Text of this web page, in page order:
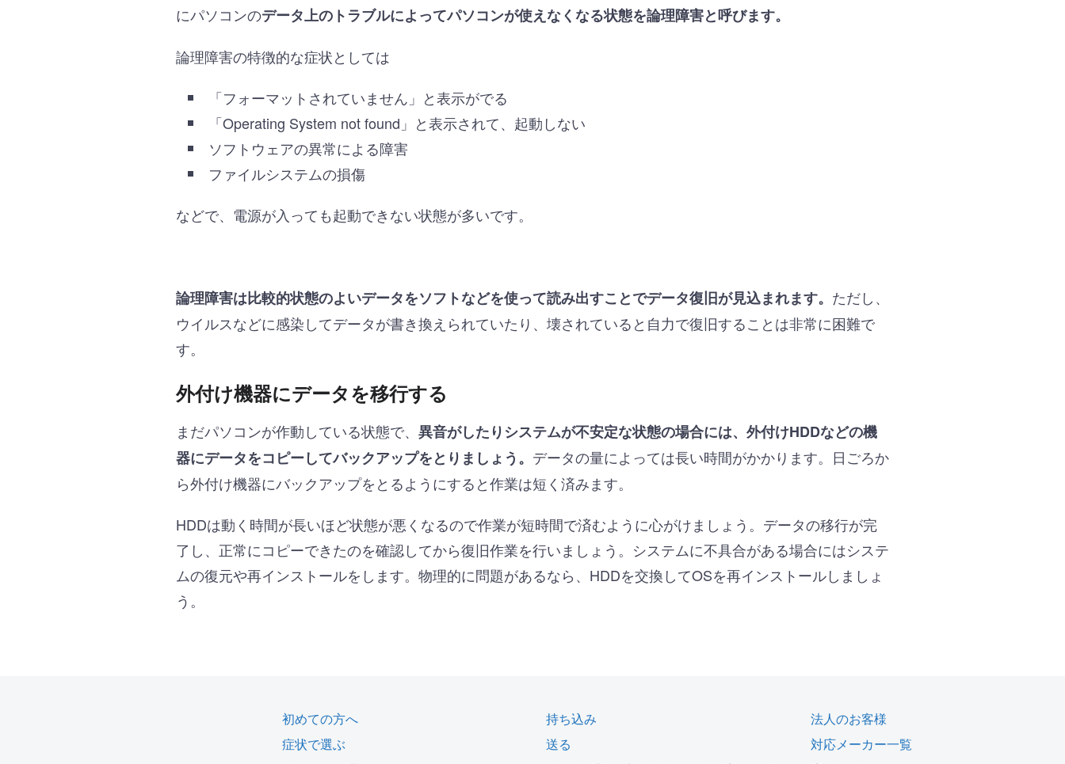
にパソコンのデータ上のトラブルによってパソコンが使えなくなる状態を論理障害と呼びます。
論理障害の特徴的な症状としては
「フォーマットされていません」と表示がでる
「Operating System not found」と表示されて、起動しない
ソフトウェアの異常による障害
ファイルシステムの損傷
などで、電源が入っても起動できない状態が多いです。
論理障害は比較的状態のよいデータをソフトなどを使って読み出すことでデータ復旧が見込まれます。 ただし、
ウイルスなどに感染してデータが書き換えられていたり、壊されていると自力で復旧することは非常に困難で
す。
外付け機器にデータを移行する
まだパソコンが作動している状態で、 異音がしたりシステムが不安定な状態の場合には、外付けHDDなどの機
器にデータをコピーしてバックアップをとりましょう。 データの量によっては長い時間がかかります。日ごろか
ら外付け機器にバックアップをとるようにすると作業は短く済みます。
HDDは動く時間が長いほど状態が悪くなるので作業が短時間で済むように心がけましょう。データの移行が完
了し、正常にコピーできたのを確認してから復旧作業を行いましょう。システムに不具合がある場合にはシステ
ムの復元や再インストールをします。物理的に問題があるなら、HDDを交換してOSを再インストールしましょ
う。
初めての方へ
症状で選ぶ
持ち込み
送る
法人のお客様
対応メーカー一覧